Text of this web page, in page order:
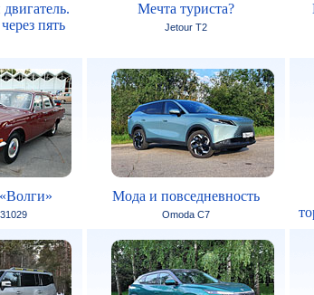
пять
Мечта туриста?
Jetour T2
Мода и повседневность
Omoda C7